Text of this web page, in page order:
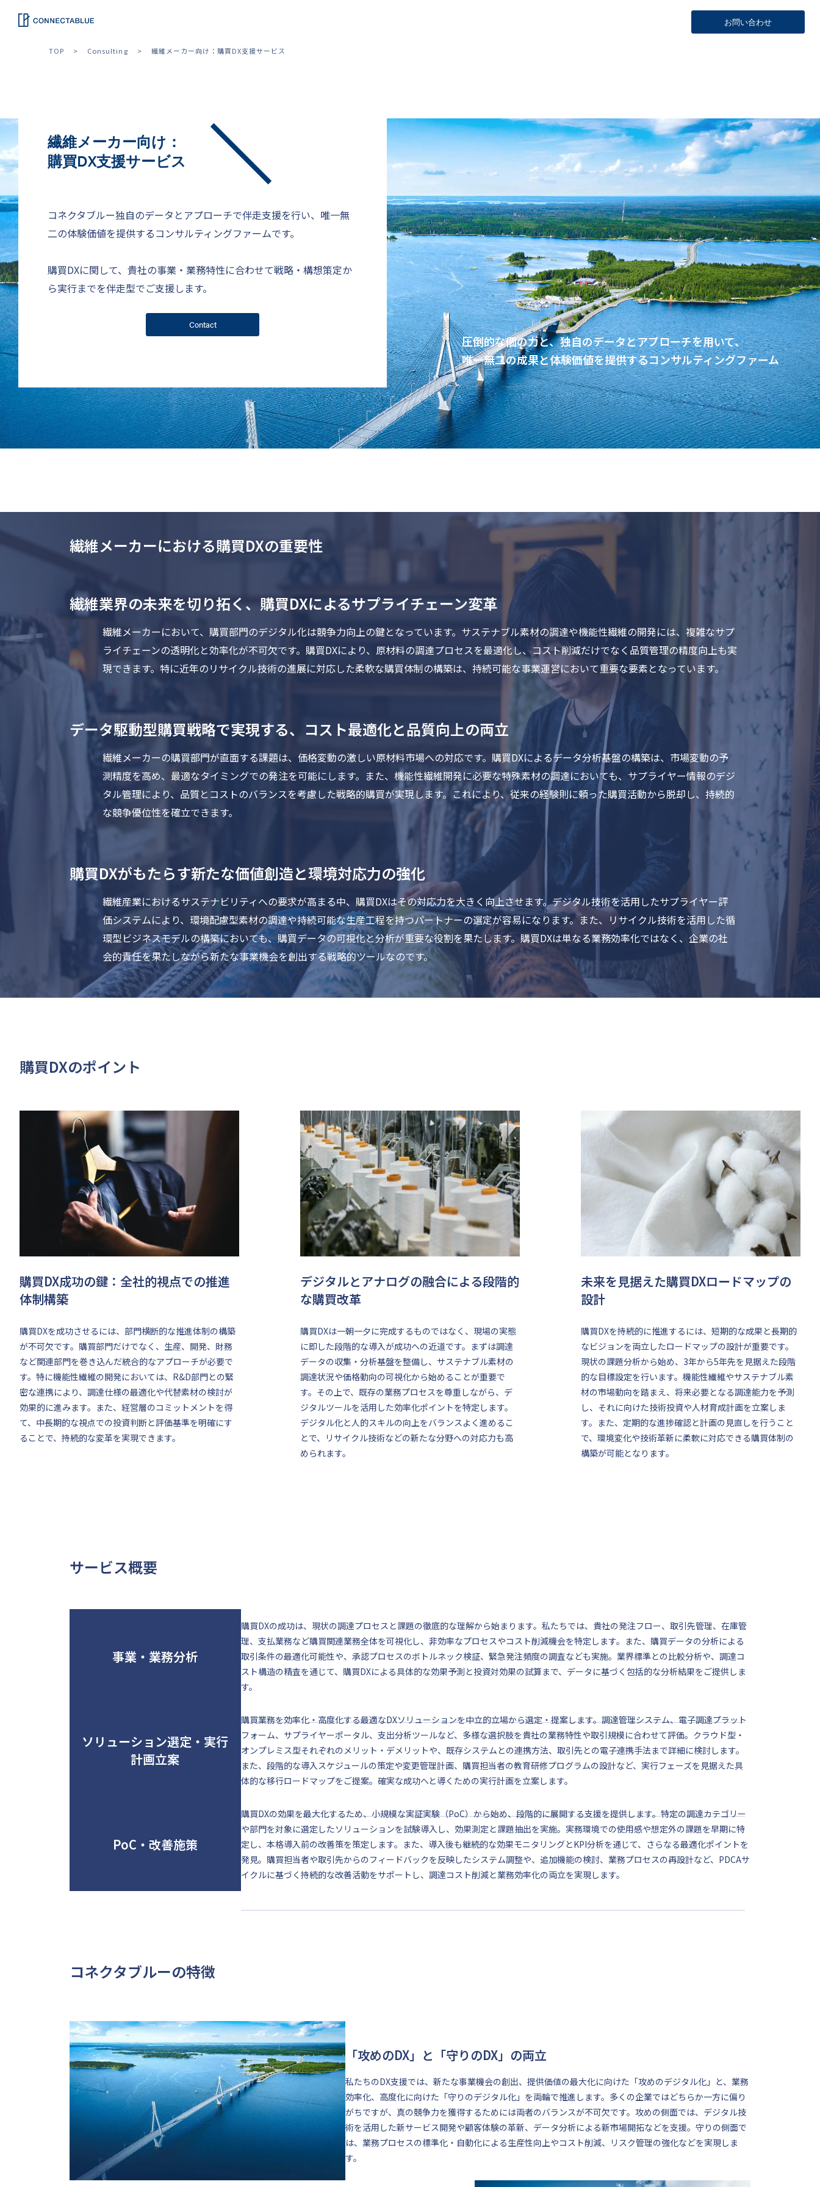
お問い合わせ
TOP Consulting 繊維メーカー向け：購買DX支援サービス
繊維メーカー向け：
購買DX支援サービス
コネクタブルー独自のデータとアプローチで伴走支援を行い、唯一無
二の体験価値を提供するコンサルティングファームです。
購買DXに関して、貴社の事業・業務特性に合わせて戦略・構想策定か
ら実行までを伴走型でご支援します。
Contact
圧倒的な個の力と、独自のデータとアプローチを用いて、
唯一無二の成果と体験価値を提供するコンサルティングファーム
繊維メーカーにおける購買DXの重要性
繊維業界の未来を切り拓く、購買DXによるサプライチェーン変革
繊維メーカーにおいて、購買部門のデジタル化は競争力向上の鍵となっています。サステナブル素材の調達や機能性繊維の開発には、複雑なサプ
ライチェーンの透明化と効率化が不可欠です。購買DXにより、原材料の調達プロセスを最適化し、コスト削減だけでなく品質管理の精度向上も実
現できます。特に近年のリサイクル技術の進展に対応した柔軟な購買体制の構築は、持続可能な事業運営において重要な要素となっています。
データ駆動型購買戦略で実現する、コスト最適化と品質向上の両立
繊維メーカーの購買部門が直面する課題は、価格変動の激しい原材料市場への対応です。購買DXによるデータ分析基盤の構築は、市場変動の予
測精度を高め、最適なタイミングでの発注を可能にします。また、機能性繊維開発に必要な特殊素材の調達においても、サプライヤー情報のデジ
タル管理により、品質とコストのバランスを考慮した戦略的購買が実現します。これにより、従来の経験則に頼った購買活動から脱却し、持続的
な競争優位性を確立できます。
購買DXがもたらす新たな価値創造と環境対応力の強化
繊維産業におけるサステナビリティへの要求が高まる中、購買DXはその対応力を大きく向上させます。デジタル技術を活用したサプライヤー評
価システムにより、環境配慮型素材の調達や持続可能な生産工程を持つパートナーの選定が容易になります。また、リサイクル技術を活用した循
環型ビジネスモデルの構築においても、購買データの可視化と分析が重要な役割を果たします。購買DXは単なる業務効率化ではなく、企業の社
会的責任を果たしながら新たな事業機会を創出する戦略的ツールなのです。
購買DXのポイント
購買DX成功の鍵：全社的視点での推進
体制構築
購買DXを成功させるには、部門横断的な推進体制の構築
が不可欠です。購買部門だけでなく、生産、開発、財務
など関連部門を巻き込んだ統合的なアプローチが必要で
す。特に機能性繊維の開発においては、R&D部門との緊
密な連携により、調達仕様の最適化や代替素材の検討が
効果的に進みます。また、経営層のコミットメントを得
て、中長期的な視点での投資判断と評価基準を明確にす
ることで、持続的な変革を実現できます。
デジタルとアナログの融合による段階的
な購買改革
購買DXは一朝一夕に完成するものではなく、現場の実態
に即した段階的な導入が成功への近道です。まずは調達
データの収集・分析基盤を整備し、サステナブル素材の
調達状況や価格動向の可視化から始めることが重要で
す。その上で、既存の業務プロセスを尊重しながら、デ
ジタルツールを活用した効率化ポイントを特定します。
デジタル化と人的スキルの向上をバランスよく進めるこ
とで、リサイクル技術などの新たな分野への対応力も高
められます。
未来を見据えた購買DXロードマップの
設計
購買DXを持続的に推進するには、短期的な成果と長期的
なビジョンを両立したロードマップの設計が重要です。
現状の課題分析から始め、3年から5年先を見据えた段階
的な目標設定を行います。機能性繊維やサステナブル素
材の市場動向を踏まえ、将来必要となる調達能力を予測
し、それに向けた技術投資や人材育成計画を立案しま
す。また、定期的な進捗確認と計画の見直しを行うこと
で、環境変化や技術革新に柔軟に対応できる購買体制の
構築が可能となります。
サービス概要
事業・業務分析
購買DXの成功は、現状の調達プロセスと課題の徹底的な理解から始まります。私たちでは、貴社の発注フロー、取引先管理、在庫管
理、支払業務など購買関連業務全体を可視化し、非効率なプロセスやコスト削減機会を特定します。また、購買データの分析による
取引条件の最適化可能性や、承認プロセスのボトルネック検証、緊急発注頻度の調査なども実施。業界標準との比較分析や、調達コ
スト構造の精査を通じて、購買DXによる具体的な効果予測と投資対効果の試算まで、データに基づく包括的な分析結果をご提供しま
す。
ソリューション選定・実行
計画立案
購買業務を効率化・高度化する最適なDXソリューションを中立的立場から選定・提案します。調達管理システム、電子調達プラット
フォーム、サプライヤーポータル、支出分析ツールなど、多様な選択肢を貴社の業務特性や取引規模に合わせて評価。クラウド型・
オンプレミス型それぞれのメリット・デメリットや、既存システムとの連携方法、取引先との電子連携手法まで詳細に検討します。
また、段階的な導入スケジュールの策定や変更管理計画、購買担当者の教育研修プログラムの設計など、実行フェーズを見据えた具
体的な移行ロードマップをご提案。確実な成功へと導くための実行計画を立案します。
PoC・改善施策
購買DXの効果を最大化するため、小規模な実証実験（PoC）から始め、段階的に展開する支援を提供します。特定の調達カテゴリー
や部門を対象に選定したソリューションを試験導入し、効果測定と課題抽出を実施。実務環境での使用感や想定外の課題を早期に特
定し、本格導入前の改善策を策定します。また、導入後も継続的な効果モニタリングとKPI分析を通じて、さらなる最適化ポイントを
発見。購買担当者や取引先からのフィードバックを反映したシステム調整や、追加機能の検討、業務プロセスの再設計など、PDCAサ
イクルに基づく持続的な改善活動をサポートし、調達コスト削減と業務効率化の両立を実現します。
コネクタブルーの特徴
「攻めのDX」と「守りのDX」の両立
私たちのDX支援では、新たな事業機会の創出、提供価値の最大化に向けた「攻めのデジタル化」と、業務
効率化、高度化に向けた「守りのデジタル化」を両輪で推進します。多くの企業ではどちらか一方に偏り
がちですが、真の競争力を獲得するためには両者のバランスが不可欠です。攻めの側面では、デジタル技
術を活用した新サービス開発や顧客体験の革新、データ分析による新市場開拓などを支援。守りの側面で
は、業務プロセスの標準化・自動化による生産性向上やコスト削減、リスク管理の強化などを実現しま
す。